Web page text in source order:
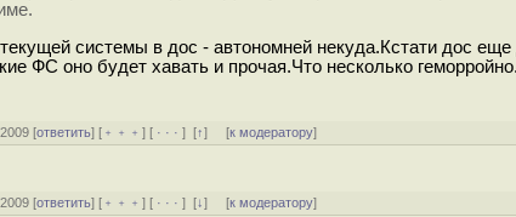
текущей системы в дос - автономней некуда.Кстати дос
ФС оно будет хавать и прочая.Что несколько геморройно.
[ответить] [ ﹢﹢﹢] [ · · ·][↑] [к модератору]
[ответить] [ ﹢﹢﹢] [ · · ·][↓] [к модератору]